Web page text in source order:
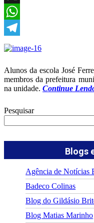
X
WhatsApp
Telegram
Alunos da escola José
membros da prefeitura
na unidade. Continue
Pesquisar
Blogs
Agência de Notícias
Badeco Colinas
Blog do Gildásio
Blog Matias Marinho